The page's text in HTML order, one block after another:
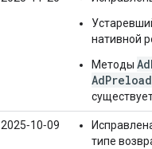
нативной
Методы
2025‑10‑09
типе